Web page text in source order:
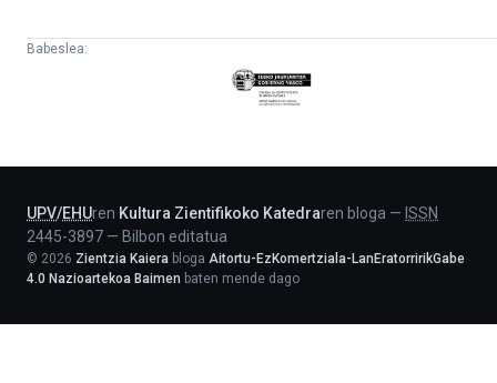
Babeslea:
Eusko
Jaurlaritza
UPV/EHUren Kultura Zientifikoko Katedraren bloga — ISSN
2445-3897 — Bilbon editatua
© 2026 Zientzia Kaiera bloga Aitortu-EzKomertziala-LanEratorririkGabe
4.0 Nazioartekoa Baimen baten mende dago